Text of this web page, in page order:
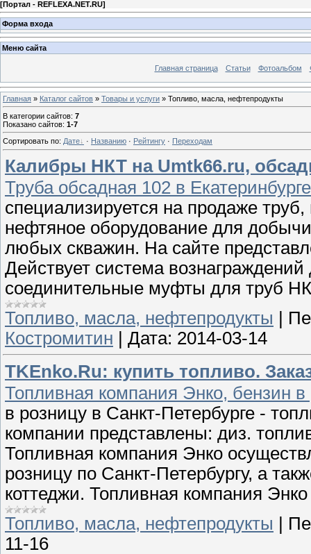
[Портал - REFLEXA.NET.RU]
Форма входа
Меню сайта
Главная страница Статьи Фотоальбом
Главная » Каталог сайтов » Товары и услуги » Топливо, масла, нефтепродукты
В категории сайтов: 7
Показано сайтов: 1-7
Сортировать по: Дате · Названию · Рейтингу · Переходам
Калибры НКТ на Umtk66.ru,
Труба обсадная 102 в
специализируется на продаже
нефтяное оборудование для
любых скважин. На сайте
Действует система
соединительные муфты для труб
Топливо, масла, нефтепродукты
Костромитин
Дата: 2014-03-14
TKEnko.Ru: купить топливо.
Топливная компания Энко, бензин в
в розницу в Санкт-Петербурге -
компании представлены: диз.
Топливная компания Энко
розницу по Санкт-Петербургу, а
коттеджи. Топливная компания
Топливо, масла, нефтепродукты |
11-16